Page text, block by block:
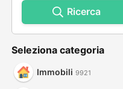
Ricerca
Seleziona categoria
Immobili 9921